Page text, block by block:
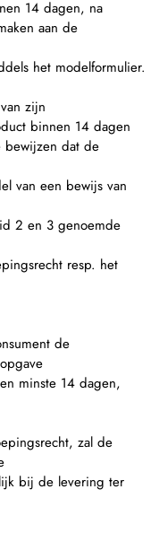
14 dagen, na
aan de
het modelformulier.
zijn
binnen 14 dagen
bewijzen dat de
van een bewijs van
2 en 3 genoemde
resp. het
de
minste 14 dagen,
zal de
bij de levering ter